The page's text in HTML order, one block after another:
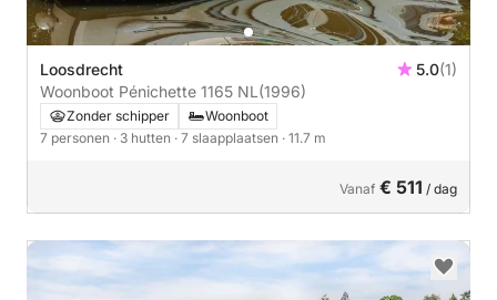
Loosdrecht 5.0(1)
Woonboot Pénichette 1165 NL (1996)
Zonder schipper
Woonboot
7 personen · 3 hutten · 7 slaapplaatsen · 11.7 m
Vanaf € 511 / dag